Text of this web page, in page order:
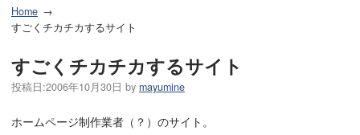
Home
すごくチカチカするサイト
すごくチカチカするサイト
投稿日:2006年10月30日 by mayumine
ホームページ制作業者（？）のサイト。